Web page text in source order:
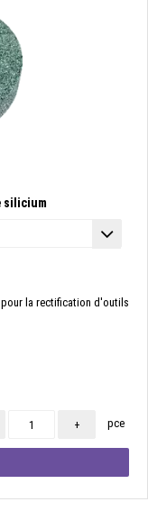
silicium
la rectification d'outils
+ pce